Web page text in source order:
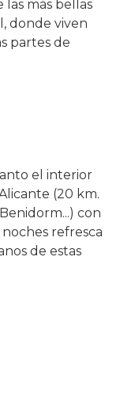
las más bellas
donde viven
partes de
el interior
(20 km.
con
refresca
de estas